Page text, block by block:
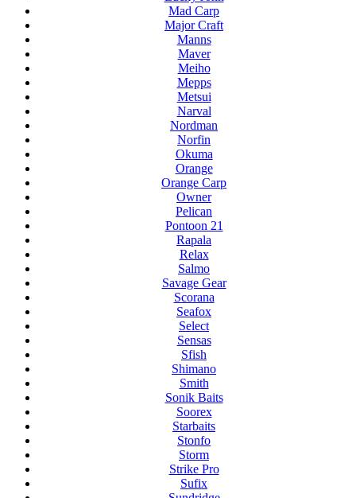
Mad Carp
Major Craft
Manns
Maver
Meiho
Mepps
Metsui
Narval
Nordman
Norfin
Okuma
Orange
Orange Carp
Owner
Pelican
Pontoon 21
Rapala
Relax
Salmo
Savage Gear
Scorana
Seafox
Select
Sensas
Sfish
Shimano
Smith
Sonik Baits
Soorex
Starbaits
Stonfo
Storm
Strike Pro
Sufix